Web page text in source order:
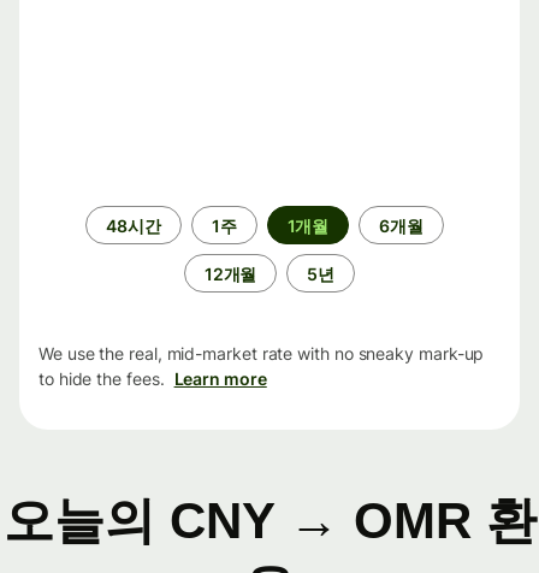
48시간 1주 1개월 6개월
12개월 5년
We use the real, mid-market rate with no sneaky mark-up
to hide the fees. Learn more
오늘의 CNY → OMR 환